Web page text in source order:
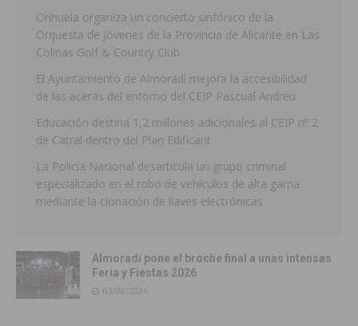
Orihuela organiza un concierto sinfónico de la
Orquesta de Jóvenes de la Provincia de Alicante en Las
Colinas Golf & Country Club
El Ayuntamiento de Almoradí mejora la accesibilidad
de las aceras del entorno del CEIP Pascual Andreu
Educación destina 1,2 millones adicionales al CEIP nº 2
de Catral dentro del Plan Edificant
La Policía Nacional desarticula un grupo criminal
especializado en el robo de vehículos de alta gama
mediante la clonación de llaves electrónicas
Almoradí pone el broche final a unas intensas
Feria y Fiestas 2026
03/08/2026